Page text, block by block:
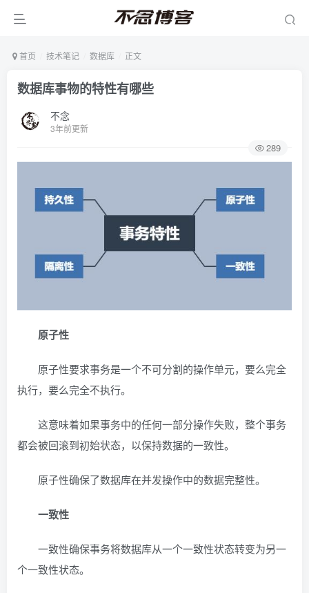
首页 技术笔记 数据库 正文
数据库事物的特性有哪些
不念
3年前更新
289
原子性
原子性要求事务是一个不可分割的操作单元，要么完全
执行，要么完全不执行。
这意味着如果事务中的任何一部分操作失败，整个事务
都会被回滚到初始状态，以保持数据的一致性。
原子性确保了数据库在并发操作中的数据完整性。
一致性
一致性确保事务将数据库从一个一致性状态转变为另一
个一致性状态。